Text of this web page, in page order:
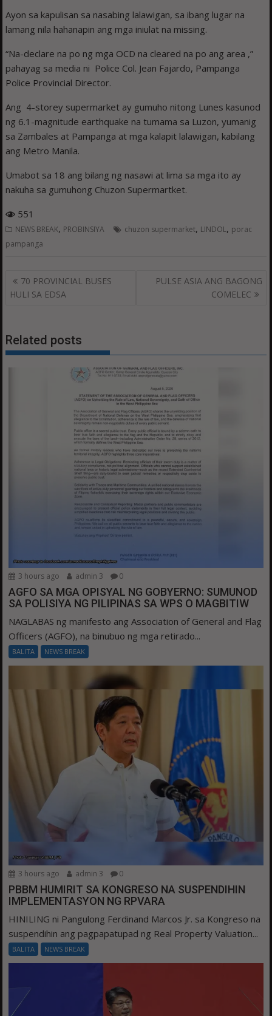
Ayon sa kapulisan sa nasabing lalawigan, sa ibang lugar na
lamang nila hahanapin ang mga iniulat na missing.
“Na-declare na po ng mga OCD na cleared na po ang area ,”
pahayag sa media ni Police Col. Jean Fajardo, Pampanga
Police Provincial Director.
Ang 4-storey supermarket ay gumuho nitong Lunes kasunod
ng 6.1-magnitude earthquake na tumama sa Luzon, yumanig
sa Zambales at Pampanga at mga kalapit lalawigan, kabilang
ang Metro Manila.
Umabot sa 18 ang bilang ng nasawi at lima sa mga ito ay
nakuha sa gumuhong Chuzon Supermartket.
551
NEWS BREAK, PROBINSIYA chuzon supermarket, LINDOL, porac
pampanga
Post
navigation
70 PROVINCIAL BUSES
HULI SA EDSA
PULSE ASIA ANG BAGONG
COMELEC
Related posts
3 hours ago admin 3 0
AGFO SA MGA OPISYAL NG GOBYERNO: SUMUNOD
SA POLISIYA NG PILIPINAS SA WPS O MAGBITIW
NAGLABAS ng manifesto ang Association of General and Flag
Officers (AGFO), na binubuo ng mga retirado...
BALITA NEWS BREAK
3 hours ago admin 3 0
PBBM HUMIRIT SA KONGRESO NA SUSPENDIHIN
IMPLEMENTASYON NG RPVARA
HINILING ni Pangulong Ferdinand Marcos Jr. sa Kongreso na
suspendihin ang pagpapatupad ng Real Property Valuation...
BALITA NEWS BREAK